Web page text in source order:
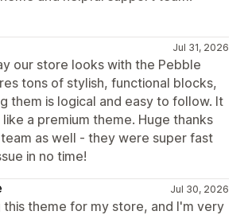
Jul 31, 2026
our store looks with the Pebble
tons of stylish, functional blocks,
them is logical and easy to follow. It
a premium theme. Huge thanks
as well - they were super fast
in no time!
Jul 30, 2026
this theme for my store, and I'm very